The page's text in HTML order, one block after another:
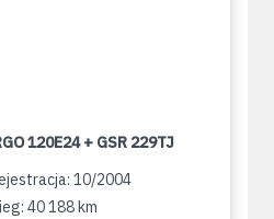
120E24 + GSR 229TJ
10/2004
40 188 km